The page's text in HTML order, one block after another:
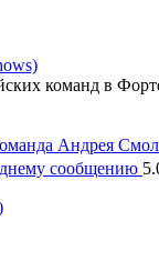
команд в
Андрея
сообщению